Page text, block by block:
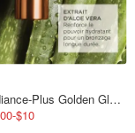
Clarins Radiance-Plus Golden Glow Booster 精华液
$10